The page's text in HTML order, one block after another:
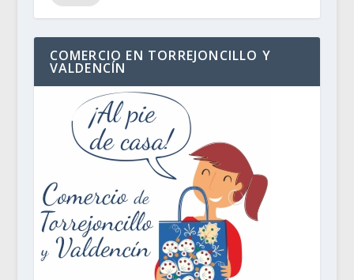
COMERCIO EN TORREJONCILLO Y
VALDENCÍN